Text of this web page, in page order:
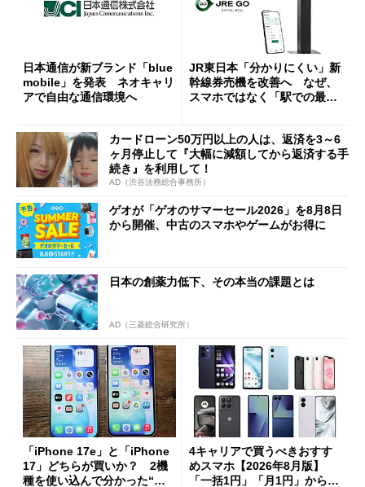
日本通信が新ブランド「blue
mobile」を発表 ネオキャリ
アで自由な通信環境へ
JR東日本「分かりにくい」新
幹線券売機を改善へ なぜ、
スマホではなく「駅での最短
カードローン50万円以上の人は、返済を3～6
ヶ月停止して『大幅に減額してから返済する手
続き』を利用して！
AD（渋谷法務総合事務所）
ゲオが「ゲオのサマーセール2026」を8月8日
から開催、中古のスマホやゲームがお得に
日本の創薬力低下、その本当の課題とは
AD（三菱総合研究所）
「iPhone 17e」と「iPhone
17」どちらが買いか？ 2機
種を使い込んで分かった“ス
4キャリアで買うべきおすす
めスマホ【2026年8月版】
「一括1円」「月1円」からお